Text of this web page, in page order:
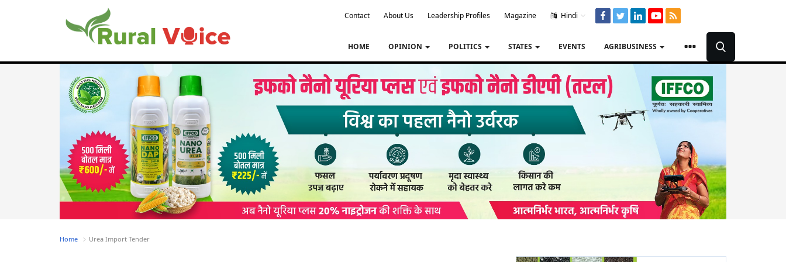
Contact About Us Leadership Profiles Magazine Hindi
HOME OPINION POLITICS STATES EVENTS AGRIBUSINESS
Home Urea Import Tender